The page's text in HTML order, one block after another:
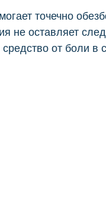
точечно
не оставляет
от боли в